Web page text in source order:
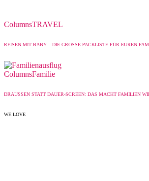
ColumnsTRAVEL
REISEN MIT BABY – DIE GROSSE PACKLISTE FÜR EUREN
ColumnsFamilie
DRAUSSEN STATT DAUER-SCREEN: DAS MACHT FAMILIEN
WE LOVE